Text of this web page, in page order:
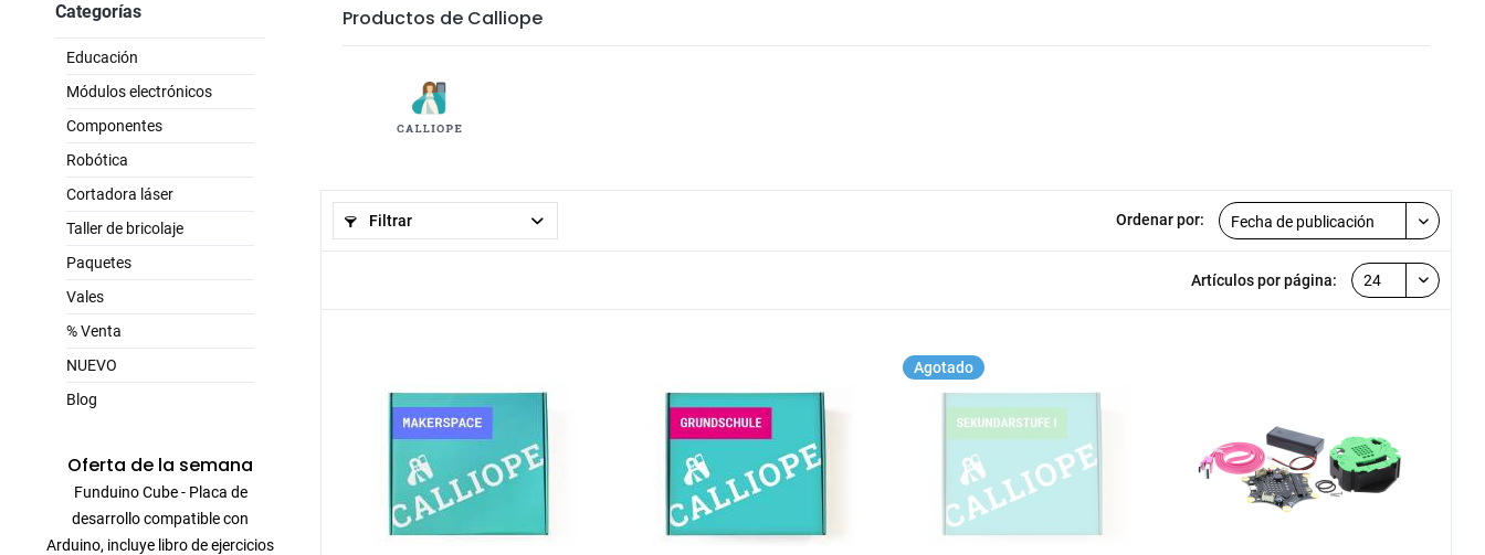
Categorías
Educación
Módulos electrónicos
Componentes
Robótica
Cortadora láser
Taller de bricolaje
Paquetes
Vales
% Venta
NUEVO
Blog
Oferta de la semana
Funduino Cube - Placa de
desarrollo compatible con
Arduino, incluye libro de ejercicios
Productos de Calliope
Filtrar Ordenar por:
Artículos por página:
Agotado